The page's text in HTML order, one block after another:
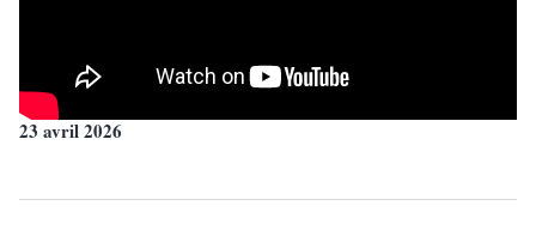
23 avril 2026